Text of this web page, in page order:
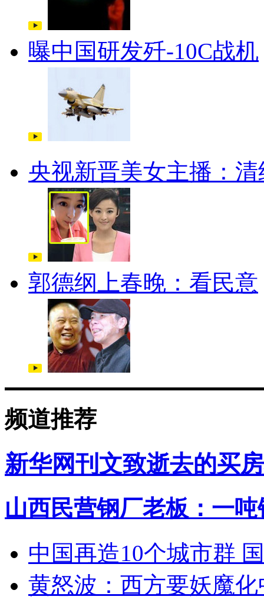
曝中国研发歼-10C战机
央视新晋美女主播：清
郭德纲上春晚：看民意
频道推荐
新华网刊文致逝去的买
山西民营钢厂老板：一
中国再造10个城市群
黄怒波：西方要妖魔